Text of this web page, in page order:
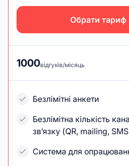
Обрати тариф
1000відгуків/місяць
Безлімітні анкети
Безлімітна кількість
зв’язку (QR, mailing,
Система для